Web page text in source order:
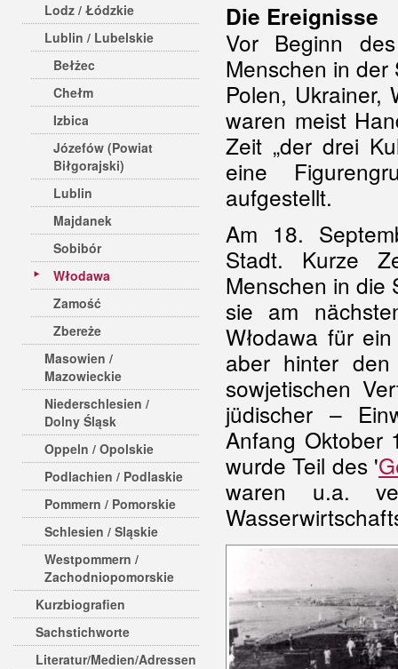
Lodz / Łódzkie
Lublin / Lubelskie
Bełżec
Chełm
Izbica
Józefów (Powiat
Biłgorajski)
Lublin
Majdanek
Sobibór
Włodawa
Zamość
Zbereże
Masowien /
Mazowieckie
Niederschlesien /
Dolny Śląsk
Oppeln / Opolskie
Podlachien / Podlaskie
Pommern / Pomorskie
Schlesien / Sląskie
Westpommern /
Zachodniopomorskie
Kurzbiografien
Sachstichworte
Literatur/Medien/Adressen
Die Ereignisse
Vor Beginn
Menschen in
Polen, Ukrainer,
waren meist
Zeit „der drei
eine
aufgestellt.
Am 18.
Stadt. Kurze
Menschen in die
sie am
Włodawa für
aber hinter
sowjetischen
jüdischer –
Anfang Oktober
wurde Teil des '
waren u.a.